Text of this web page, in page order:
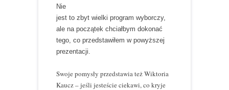
Nie
jest to zbyt wielki program wyborczy,
ale na początek chciałbym dokonać
tego, co przedstawiłem w powyższej
prezentacji.
Swoje pomysły przedstawia też Wiktoria
Kaucz – jeśli jesteście ciekawi, co kryje